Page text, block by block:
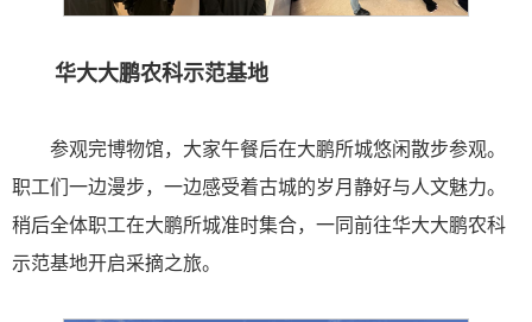
华大大鹏农科示范基地
参观完博物馆，大家午餐后在大鹏所城悠闲散步参观。
职工们一边漫步，一边感受着古城的岁月静好与人文魅力。
稍后全体职工在大鹏所城准时集合，一同前往华大大鹏农科
示范基地开启采摘之旅。